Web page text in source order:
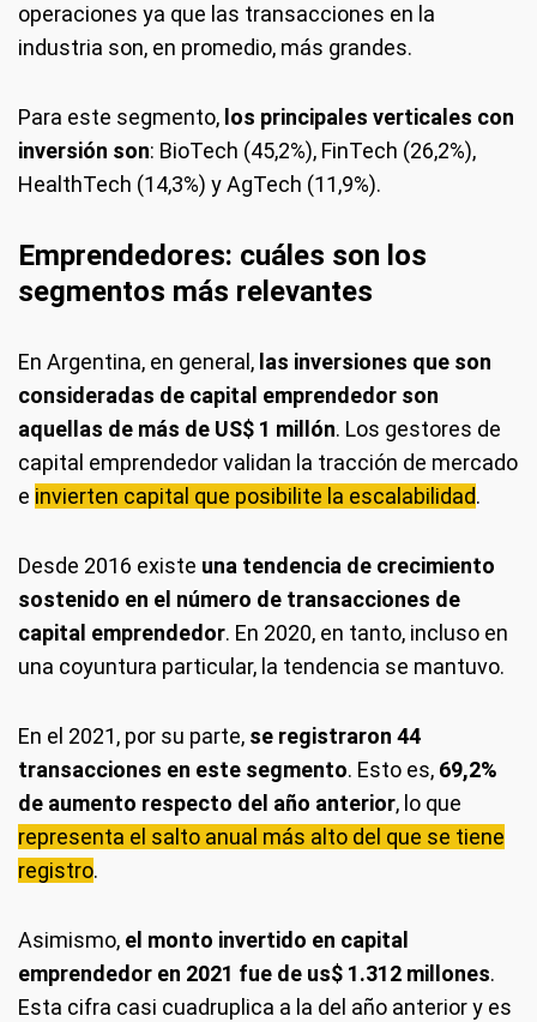
operaciones ya que las transacciones en la
industria son, en promedio, más grandes.
Para este segmento, los principales verticales con
inversión son: BioTech (45,2%), FinTech (26,2%),
HealthTech (14,3%) y AgTech (11,9%).
Emprendedores: cuáles son los
segmentos más relevantes
En Argentina, en general, las inversiones que son
consideradas de capital emprendedor son
aquellas de más de US$ 1 millón. Los gestores de
capital emprendedor validan la tracción de mercado
e invierten capital que posibilite la escalabilidad.
Desde 2016 existe una tendencia de crecimiento
sostenido en el número de transacciones de
capital emprendedor. En 2020, en tanto, incluso en
una coyuntura particular, la tendencia se mantuvo.
En el 2021, por su parte, se registraron 44
transacciones en este segmento. Esto es, 69,2%
de aumento respecto del año anterior, lo que
representa el salto anual más alto del que se tiene
registro.
Asimismo, el monto invertido en capital
emprendedor en 2021 fue de us$ 1.312 millones.
Esta cifra casi cuadruplica a la del año anterior y es